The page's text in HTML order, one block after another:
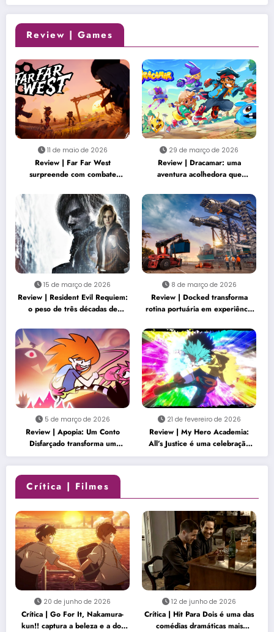
Review | Games
11 de maio de 2026
Review | Far Far West
surpreende com combate
29 de março de 2026
Review | Dracamar: uma
aventura acolhedora que
charme
15 de março de 2026
Review | Resident Evil Requiem:
o peso de três décadas de
8 de março de 2026
Review | Docked transforma
rotina portuária em experiência
5 de março de 2026
Review | Apopia: Um Conto
Disfarçado transforma um
mundo fofo em uma história
inquietante
21 de fevereiro de 2026
Review | My Hero Academia:
All’s Justice é uma celebração
empolgante que honra o clímax
da série
Crítica | Filmes
20 de junho de 2026
Crítica | Go For It, Nakamura-
kun!! captura a beleza e a dor
12 de junho de 2026
Crítica | Hit Para Dois é uma das
comédias dramáticas mais